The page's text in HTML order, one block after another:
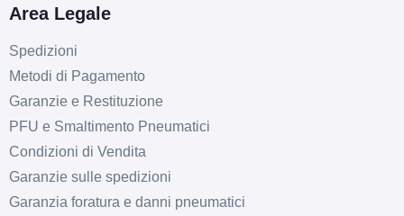
Area Legale
Spedizioni
Metodi di Pagamento
Garanzie e Restituzione
PFU e Smaltimento Pneumatici
Condizioni di Vendita
Garanzie sulle spedizioni
Garanzia foratura e danni pneumatici